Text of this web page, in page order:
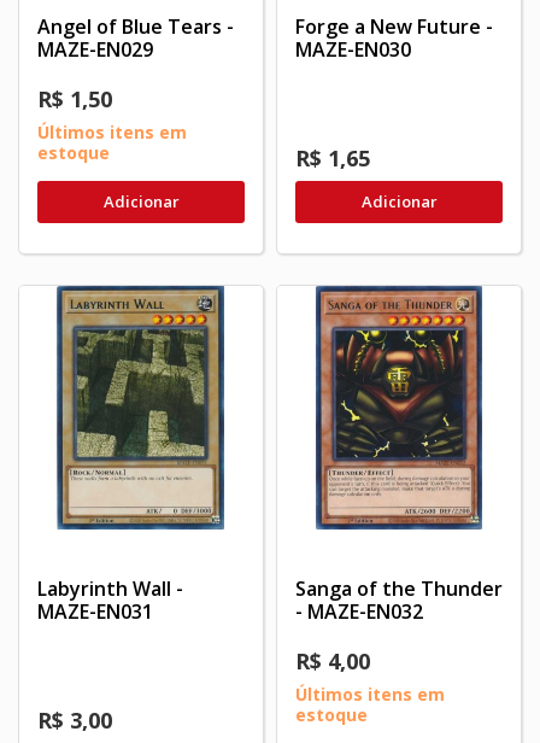
Angel of Blue Tears -
MAZE-EN029
R$ 1,50
Últimos itens em
estoque
Adicionar
Forge a New Future -
MAZE-EN030
R$ 1,65
Adicionar
Labyrinth Wall -
MAZE-EN031
R$ 3,00
Sanga of the Thunder
- MAZE-EN032
R$ 4,00
Últimos itens em
estoque